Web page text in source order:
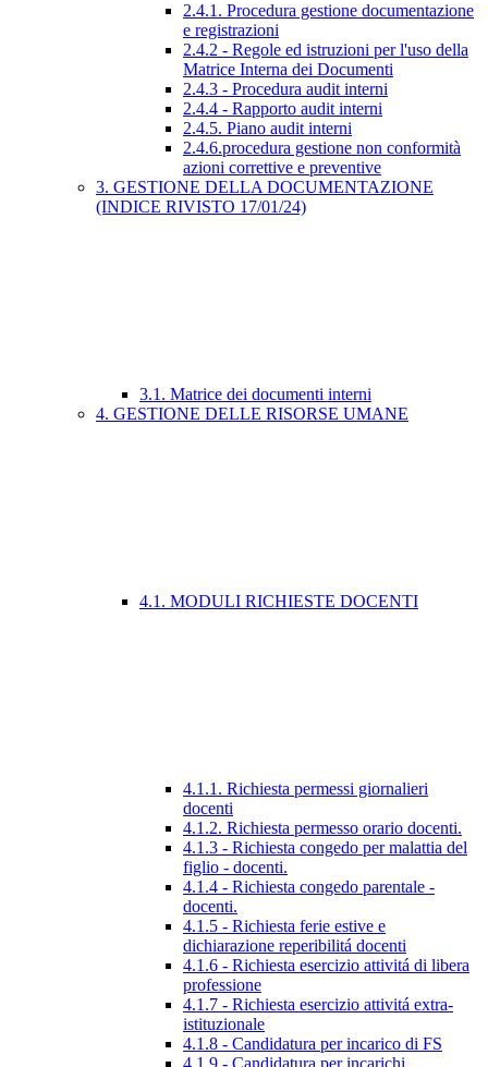
2.4.1. Procedura gestione documentazione
e registrazioni
2.4.2 - Regole ed istruzioni per l'uso della
Matrice Interna dei Documenti
2.4.3 - Procedura audit interni
2.4.4 - Rapporto audit interni
2.4.5. Piano audit interni
2.4.6.procedura gestione non conformità
azioni correttive e preventive
3. GESTIONE DELLA DOCUMENTAZIONE
(INDICE RIVISTO 17/01/24)
3.1. Matrice dei documenti interni
4. GESTIONE DELLE RISORSE UMANE
4.1. MODULI RICHIESTE DOCENTI
4.1.1. Richiesta permessi giornalieri
docenti
4.1.2. Richiesta permesso orario docenti.
4.1.3 - Richiesta congedo per malattia del
figlio - docenti.
4.1.4 - Richiesta congedo parentale -
docenti.
4.1.5 - Richiesta ferie estive e
dichiarazione reperibilitá docenti
4.1.6 - Richiesta esercizio attivitá di libera
professione
4.1.7 - Richiesta esercizio attivitá extra-
istituzionale
4.1.8 - Candidatura per incarico di FS